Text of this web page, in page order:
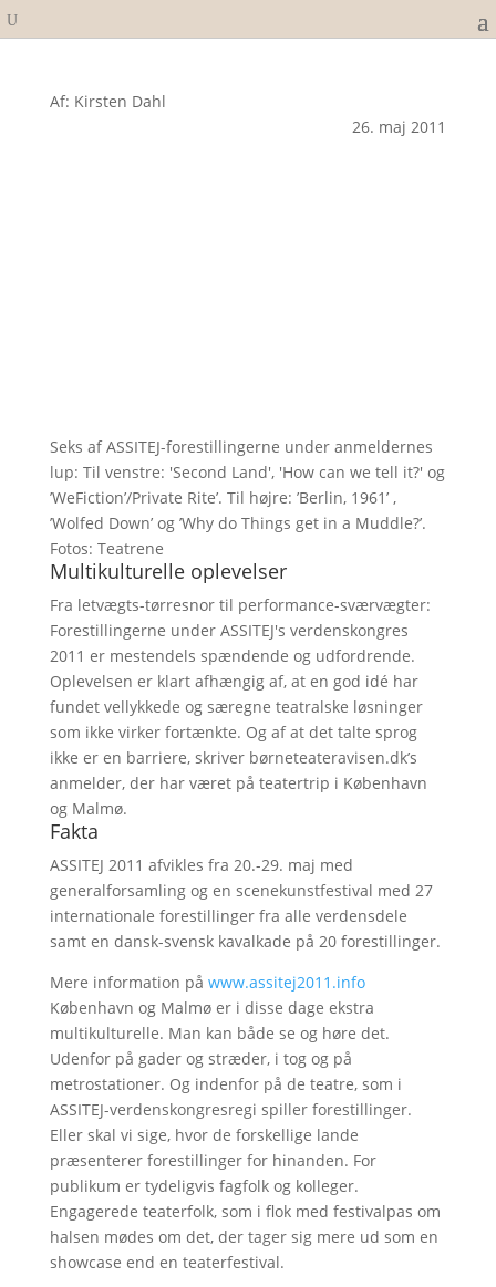
Af: Kirsten Dahl
26. maj 2011
Seks af ASSITEJ-forestillingerne under anmeldernes
lup: Til venstre: 'Second Land', 'How can we tell it?' og
’WeFiction’/Private Rite’. Til højre: ’Berlin, 1961’ ,
’Wolfed Down’ og ’Why do Things get in a Muddle?’.
Fotos: Teatrene
Multikulturelle oplevelser
Fra letvægts-tørresnor til performance-sværvægter:
Forestillingerne under ASSITEJ's verdenskongres
2011 er mestendels spændende og udfordrende.
Oplevelsen er klart afhængig af, at en god idé har
fundet vellykkede og særegne teatralske løsninger
som ikke virker fortænkte. Og af at det talte sprog
ikke er en barriere, skriver børneteateravisen.dk’s
anmelder, der har været på teatertrip i København
og Malmø.
Fakta
ASSITEJ 2011 afvikles fra 20.-29. maj med
generalforsamling og en scenekunstfestival med 27
internationale forestillinger fra alle verdensdele
samt en dansk-svensk kavalkade på 20 forestillinger.
Mere information på www.assitej2011.info
København og Malmø er i disse dage ekstra
multikulturelle. Man kan både se og høre det.
Udenfor på gader og stræder, i tog og på
metrostationer. Og indenfor på de teatre, som i
ASSITEJ-verdenskongresregi spiller forestillinger.
Eller skal vi sige, hvor de forskellige lande
præsenterer forestillinger for hinanden. For
publikum er tydeligvis fagfolk og kolleger.
Engagerede teaterfolk, som i flok med festivalpas om
halsen mødes om det, der tager sig mere ud som en
showcase end en teaterfestival.